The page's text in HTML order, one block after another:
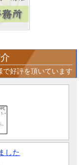
で好評を頂いています
した